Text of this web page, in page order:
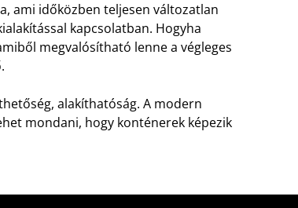
ami időközben teljesen változatlan
kapcsolatban. Hogyha
megvalósítható lenne a végleges
alakíthatóság. A modern
mondani, hogy konténerek képezik